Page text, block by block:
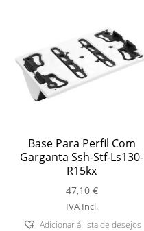
Base Para Perfil Com
Garganta Ssh-Stf-Ls130-
R15kx
47,10 €
IVA Incl.
Adicionar á lista de desejos